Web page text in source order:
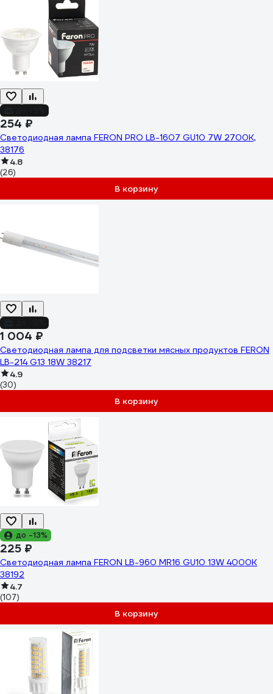
254 ₽
Светодиодная лампа FERON PRO LB-1607 GU10 7W 2700K,
38176
4.8
(26)
В корзину
1 004 ₽
Светодиодная лампа для подсветки мясных продуктов FERON
LB-214 G13 18W 38217
4.9
(30)
В корзину
до -13%
225 ₽
Светодиодная лампа FERON LB-960 MR16 GU10 13W 4000K
38192
4.7
(107)
В корзину